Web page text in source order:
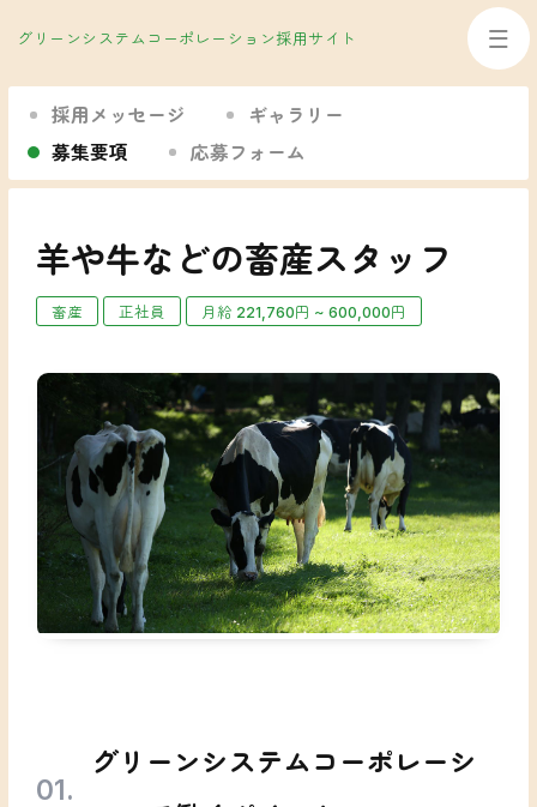
Home
About us
理念・ビジョン
数字で見るグリーンシステムコーポレーション
Philosophy
未来の子供たちのために
事業への想い
従業員満足の経営
Culture
働く環境 キャリアステップ
研修制度
福利厚生
全ての事業に通じる土台
農業6次産業化
グリーンシステムコーポレーション採用サイト
採用メッセージ
ギャラリー
募集要項
応募フォーム
羊や牛などの畜産スタッフ
畜産 正社員 月給 221,760円 ~ 600,000円
グリーンシステムコーポレーシ